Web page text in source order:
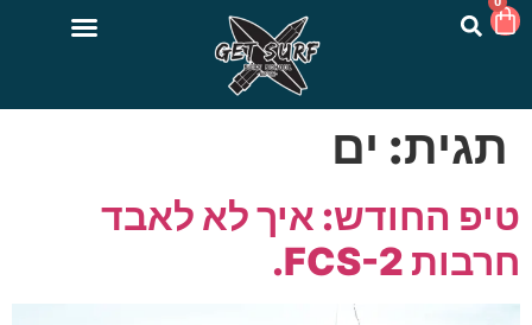
תגית: ים
טיפ החודש: איך לא לאבד
חרבות FCS-2.